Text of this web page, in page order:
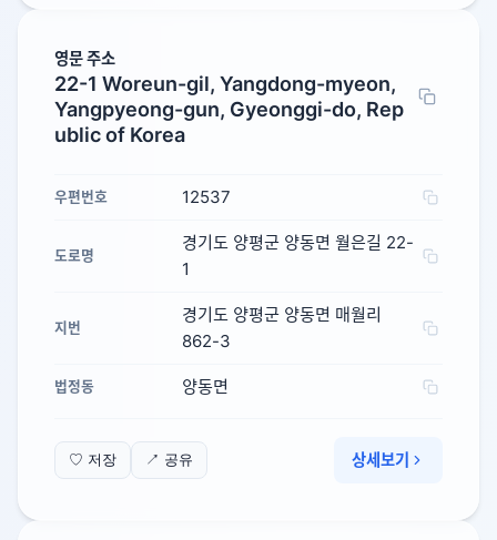
영문 주소
22-1 Woreun-gil, Yangdong-myeon,
Yangpyeong-gun, Gyeonggi-do, Rep
ublic of Korea
우편번호 12537
도로명
경기도 양평군 양동면 월은길 22-
1
지번
경기도 양평군 양동면 매월리
862-3
법정동 양동면
♡ 저장 ↗ 공유 상세보기